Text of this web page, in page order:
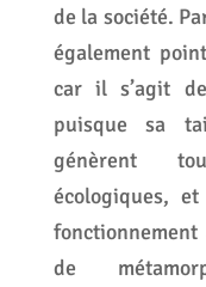
de la société.
également
car il s’agit de
puisque sa
génèrent
écologiques,
fonctionnement
de